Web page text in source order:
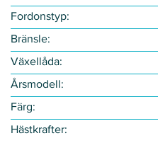
Fordonstyp​:
Bränsle:
Växellåda:
Årsmodell:
Färg:
Hästkrafter: